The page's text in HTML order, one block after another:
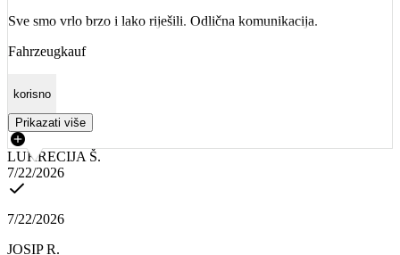
Sve smo vrlo brzo i lako riješili. Odlična komunikacija.
Fahrzeugkauf
korisno
Prikazati više
LUKRECIJA Š.
7/22/2026
7/22/2026
JOSIP R.